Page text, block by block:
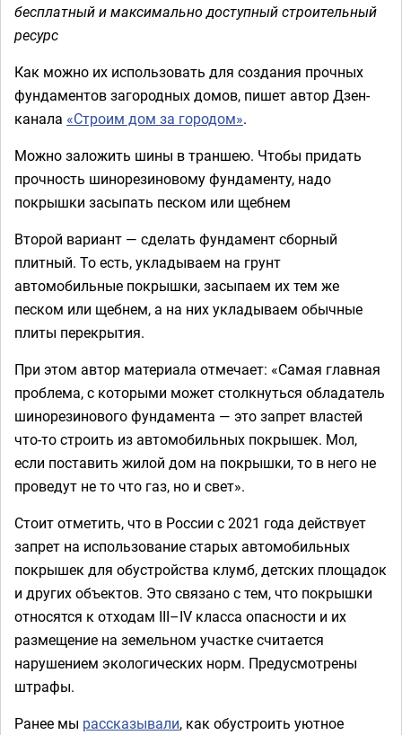
бесплатный и максимально доступный строительный
ресурс
Как можно их использовать для создания прочных
фундаментов загородных домов, пишет автор Дзен-
канала «Строим дом за городом».
Можно заложить шины в траншею. Чтобы придать
прочность шинорезиновому фундаменту, надо
покрышки засыпать песком или щебнем
Второй вариант — сделать фундамент сборный
плитный. То есть, укладываем на грунт
автомобильные покрышки, засыпаем их тем же
песком или щебнем, а на них укладываем обычные
плиты перекрытия.
При этом автор материала отмечает: «Самая главная
проблема, с которыми может столкнуться обладатель
шинорезинового фундамента — это запрет властей
что-то строить из автомобильных покрышек. Мол,
если поставить жилой дом на покрышки, то в него не
проведут не то что газ, но и свет».
Стоит отметить, что в России с 2021 года действует
запрет на использование старых автомобильных
покрышек для обустройства клумб, детских площадок
и других объектов. Это связано с тем, что покрышки
относятся к отходам III–IV класса опасности и их
размещение на земельном участке считается
нарушением экологических норм. Предусмотрены
штрафы.
Ранее мы рассказывали, как обустроить уютное